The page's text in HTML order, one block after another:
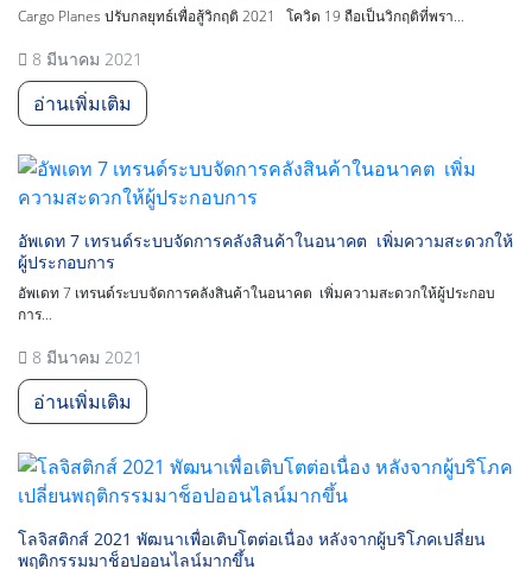
Cargo Planes ปรับกลยุทธ์เพื่อสู้วิกฤติ 2021 โควิด 19 ถือเป็นวิกฤติที่พรา...
8 มีนาคม 2021
อ่านเพิ่มเติม
อัพเดท 7 เทรนด์ระบบจัดการคลังสินค้าในอนาคต เพิ่มความสะดวกให้
ผู้ประกอบการ
อัพเดท 7 เทรนด์ระบบจัดการคลังสินค้าในอนาคต เพิ่มความสะดวกให้ผู้ประกอบ
การ...
8 มีนาคม 2021
อ่านเพิ่มเติม
โลจิสติกส์ 2021 พัฒนาเพื่อเติบโตต่อเนื่อง หลังจากผู้บริโภคเปลี่ยน
พฤติกรรมมาช็อปออนไลน์มากขึ้น